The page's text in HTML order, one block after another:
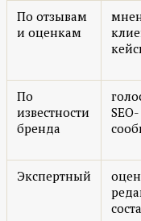
По отзывам
и оценкам
По
известности
бренда
SEO-
Экспертный